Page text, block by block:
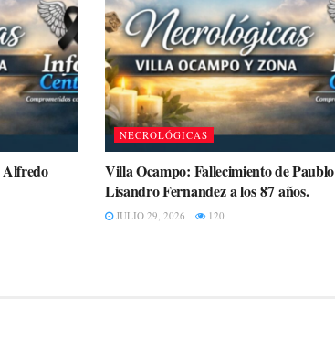
Alfredo
NECROLÓGICAS
Villa Ocampo: Fallecimiento de Paublo
Lisandro Fernandez a los 87 años.
JULIO 29, 2026 120